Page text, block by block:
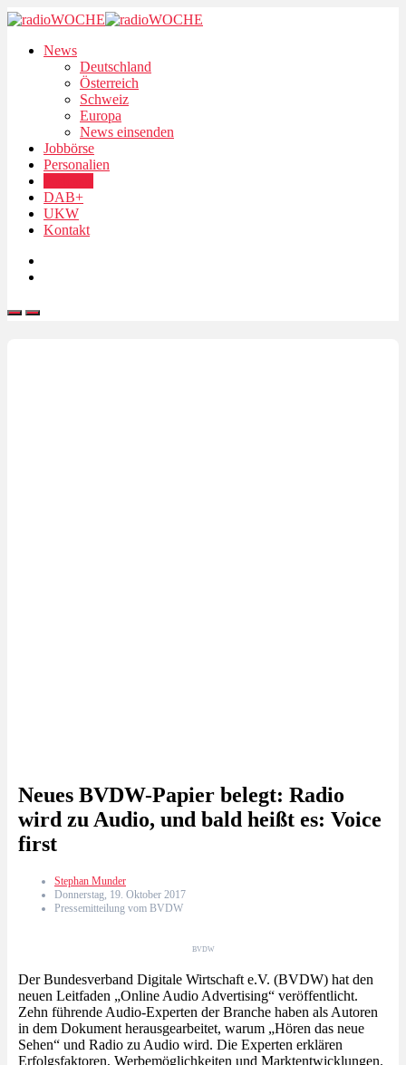
News
Deutschland
Österreich
Schweiz
Europa
News einsenden
Jobbörse
Personalien
DAB+
UKW
Kontakt
Neues BVDW-Papier belegt: Radio
wird zu Audio, und bald heißt es: Voice
first
Stephan Munder
Donnerstag, 19. Oktober 2017
Pressemitteilung vom BVDW
BVDW
Der Bundesverband Digitale Wirtschaft e.V. (BVDW) hat den
neuen Leitfaden „Online Audio Advertising“ veröffentlicht.
Zehn führende Audio-Experten der Branche haben als Autoren
in dem Dokument herausgearbeitet, warum „Hören das neue
Sehen“ und Radio zu Audio wird. Die Experten erklären
Erfolgsfaktoren, Werbemöglichkeiten und Marktentwicklungen.